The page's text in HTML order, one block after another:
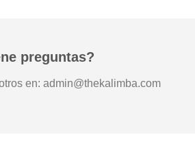
preguntas?
en: admin@thekalimba.com